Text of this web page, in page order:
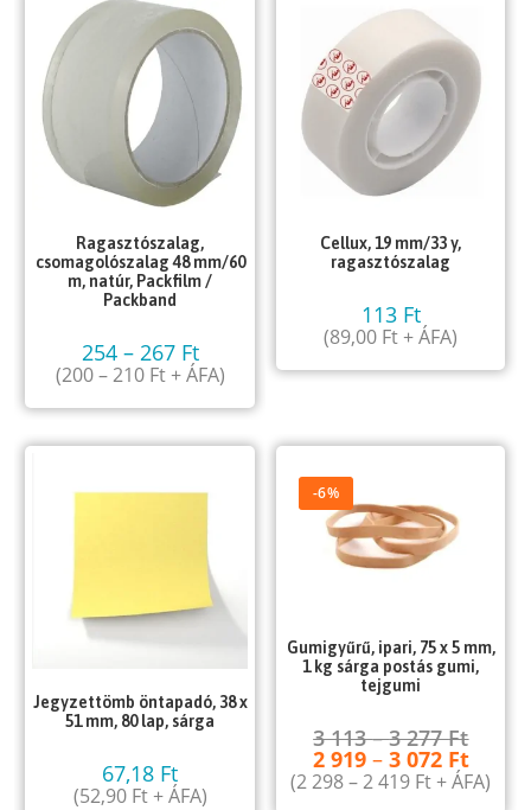
Ragasztószalag,
csomagolószalag 48 mm/60
m, natúr, Packfilm /
Packband
254 – 267 Ft
(200–210 Ft+ ÁFA)
Cellux, 19 mm/33 y,
ragasztószalag
113 Ft
(89,00 Ft+ ÁFA)
Jegyzettömb öntapadó, 38 x
51 mm, 80 lap, sárga
67,18 Ft
(52,90 Ft+ ÁFA)
-6%
Gumigyűrű, ipari, 75 x 5 mm,
1 kg sárga postás gumi,
tejgumi
3 113–3 277Ft
2 919 – 3 072 Ft
(2 298–2 419 Ft+ ÁFA)